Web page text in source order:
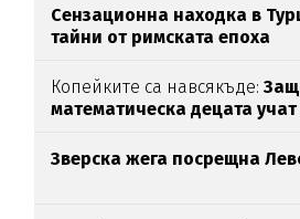
Сензационна находка в
тайни от римската епоха
Копейките са навсякъде:
математическа децата учат
Зверска жега посрещна